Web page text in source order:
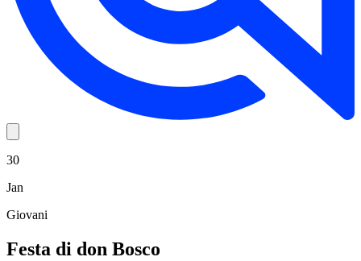
30
Jan
Giovani
Festa di don Bosco